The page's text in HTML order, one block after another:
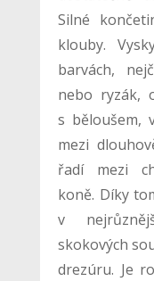
Silné
klouby.
barvách,
nebo ryzák,
s běloušem,
mezi
řadí mezi
koně. Díky
v
skokových
drezúru. Je